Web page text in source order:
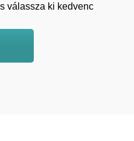
válassza ki kedvenc